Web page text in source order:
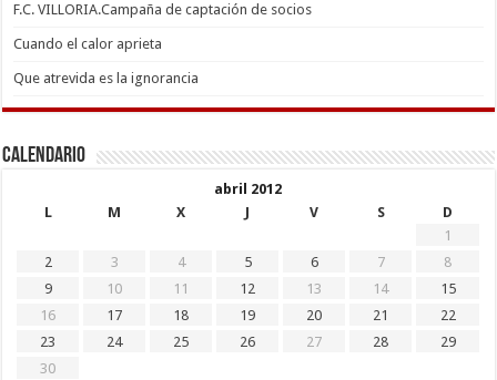
F.C. VILLORIA.Campaña de captación de socios
Cuando el calor aprieta
Que atrevida es la ignorancia
Calendario
abril 2012
L
M X J V S
D
1
2
3 4 5 6 7
8
9
10 11 12 13 14
15
16
17 18 19 20 21
22
23
24 25 26 27 28
29
30